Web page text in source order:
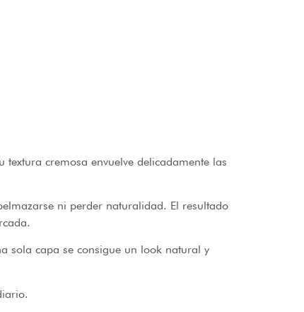
cremosa envuelve delicadamente las
ni perder naturalidad. El resultado
sola capa se consigue un look natural y